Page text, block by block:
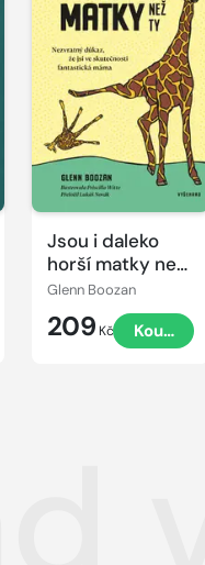
Jsou i daleko
horší matky než
ty
Glenn Boozan
209 Kč Koupit